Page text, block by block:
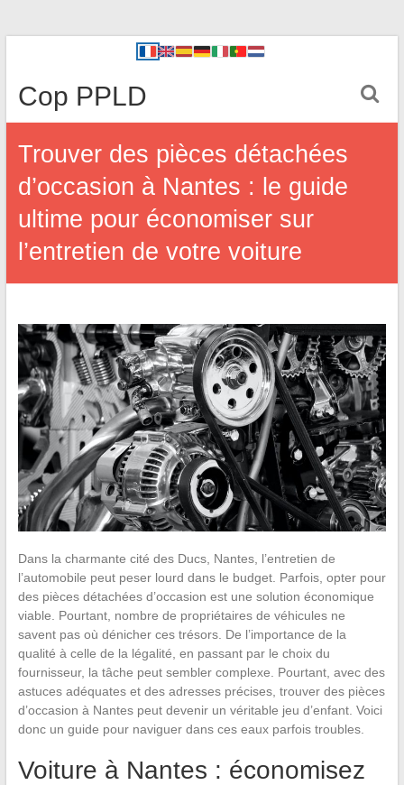
Cop PPLD
Trouver des pièces détachées
d’occasion à Nantes : le guide
ultime pour économiser sur
l’entretien de votre voiture
Dans la charmante cité des Ducs, Nantes, l’entretien de
l’automobile peut peser lourd dans le budget. Parfois, opter pour
des pièces détachées d’occasion est une solution économique
viable. Pourtant, nombre de propriétaires de véhicules ne
savent pas où dénicher ces trésors. De l’importance de la
qualité à celle de la légalité, en passant par le choix du
fournisseur, la tâche peut sembler complexe. Pourtant, avec des
astuces adéquates et des adresses précises, trouver des pièces
d’occasion à Nantes peut devenir un véritable jeu d’enfant. Voici
donc un guide pour naviguer dans ces eaux parfois troubles.
Voiture à Nantes : économisez